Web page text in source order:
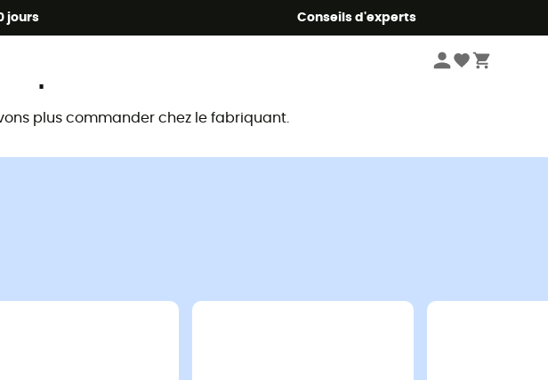
jours Conseils d'experts
code Summer5
plus commander chez le fabriquant.